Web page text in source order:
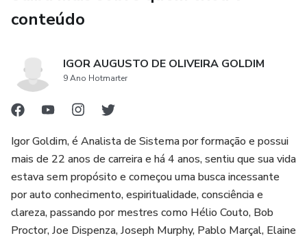
9 - Clareza e Discernimento
11 - Vida Plena
conteúdo
IGOR AUGUSTO DE OLIVEIRA GOLDIM
9 Ano Hotmarter
Igor Goldim, é Analista de Sistema por formação e possui
mais de 22 anos de carreira e há 4 anos, sentiu que sua vida
estava sem propósito e começou uma busca incessante
por auto conhecimento, espiritualidade, consciência e
clareza, passando por mestres como Hélio Couto, Bob
Proctor, Joe Dispenza, Joseph Murphy, Pablo Marçal, Elaine